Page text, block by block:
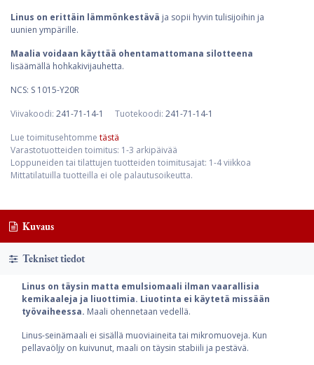
Linus on erittäin lämmönkestävä ja sopii hyvin tulisijoihin ja
uunien ympärille.
Maalia voidaan käyttää ohentamattomana silotteena
lisäämällä hohkakivijauhetta.
NCS: S 1015-Y20R
Viivakoodi: 241-71-14-1 Tuotekoodi: 241-71-14-1
Lue toimitusehtomme tästä
Varastotuotteiden toimitus: 1-3 arkipäivää
Loppuneiden tai tilattujen tuotteiden toimitusajat: 1-4 viikkoa
Mittatilatuilla tuotteilla ei ole palautusoikeutta.
Kuvaus
Tekniset tiedot
Linus on täysin matta emulsiomaali ilman vaarallisia
kemikaaleja ja liuottimia. Liuotinta ei käytetä missään
työvaiheessa. Maali ohennetaan vedellä.
Linus-seinämaali ei sisällä muoviaineita tai mikromuoveja. Kun
pellavaöljy on kuivunut, maali on täysin stabiili ja pestävä.